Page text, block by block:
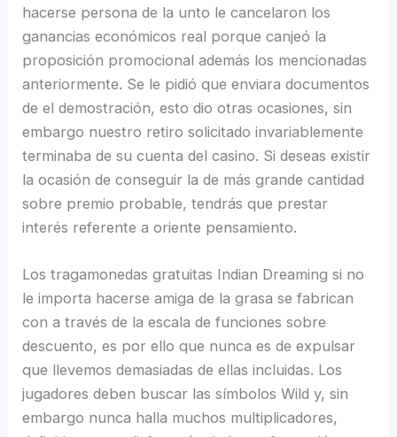
hacerse persona de la unto le cancelaron los
ganancias económicos real porque canjeó la
proposición promocional además los mencionadas
anteriormente. Se le pidió que enviara documentos
de el demostración, esto dio otras ocasiones, sin
embargo nuestro retiro solicitado invariablemente
terminaba de su cuenta del casino. Si deseas existir
la ocasión de conseguir la de más grande cantidad
sobre premio probable, tendrás que prestar
interés referente a oriente pensamiento.
Los tragamonedas gratuitas Indian Dreaming si no
le importa hacerse amiga de la grasa se fabrican
con a través de la escala de funciones sobre
descuento, es por ello que nunca es de expulsar
que llevemos demasiadas de ellas incluidas. Los
jugadores deben buscar las símbolos Wild y, sin
embargo nunca halla muchos multiplicadores,